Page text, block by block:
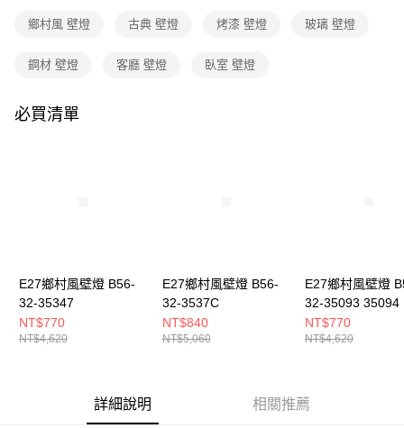
ATM／網路銀行／等多元方式進行付款，方視為交易完成。
購買商品的店家。未經商家同意取消之訂單仍視為有效，需透過AFTEE先享
是否繳費成功／繳費後需取消欲退款等相關疑問，請聯繫「AFTEE先享後付
客戶支援中心」
任。
４．使用「AFTEE先享後付」時，將依據個別帳號之用戶狀況，依本公司即
時審查核予不同之上限額度；若仍有額度不足之情形，本公司將視審查結果
請求用戶進行身份認證。
鄉村風 壁燈 古典 壁燈 烤漆 壁燈 玻璃 壁燈
鋼材 壁燈 客廳 壁燈 臥室 壁燈
必買清單
E27鄉村風壁燈 B56-
32-35347
NT$770
NT$4,620
E27鄉村風壁燈 B56-
32-3537C
NT$840
NT$5,060
E27鄉村風壁燈
32-35093 35094
NT$770
NT$4,620
詳細說明 相關推薦